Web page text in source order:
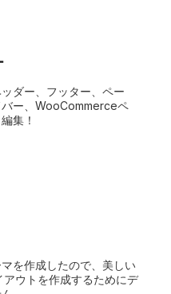
ダー、フッター、ペー
ー、WooCommerceペ
集！
を作成したので、美しい
ウトを作成するためにデ